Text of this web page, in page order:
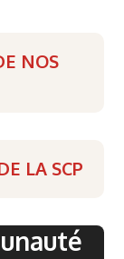
NOS
LA SCP